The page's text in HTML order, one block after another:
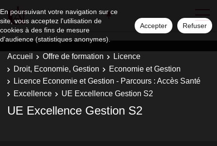
En poursuivant votre navigation sur ce
site, vous acceptez l'utilisation de
cookies à des fins de mesure
d'audience (statistiques anonymes).
Accepter Refuser
Accueil Offre de formation
Licence
Droit, Economie, Gestion
Economie et Gestion
Licence Economie et Gestion - Parcours : Accès Santé
Excellence
UE Excellence Gestion S2
UE Excellence Gestion S2